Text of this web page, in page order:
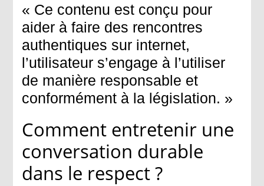
« Ce contenu est conçu pour
aider à faire des rencontres
authentiques sur internet,
l’utilisateur s’engage à l’utiliser
de manière responsable et
conformément à la législation. »
Comment entretenir une
conversation durable
dans le respect ?